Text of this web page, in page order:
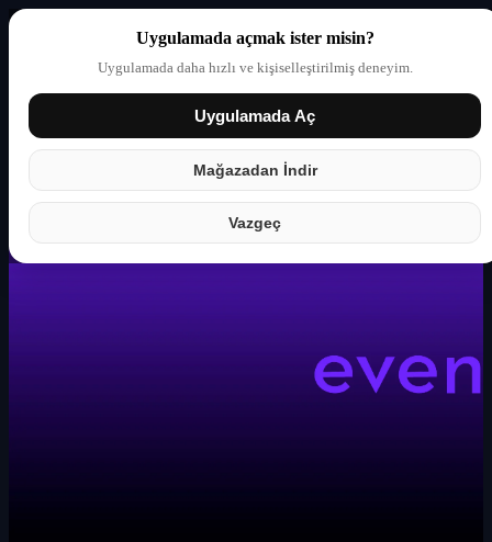
Uygulamada açmak ister misin?
Uygulamada daha hızlı ve kişiselleştirilmiş deneyim.
Uygulamada Aç
Mağazadan İndir
Vazgeç
Giriş yap Partner